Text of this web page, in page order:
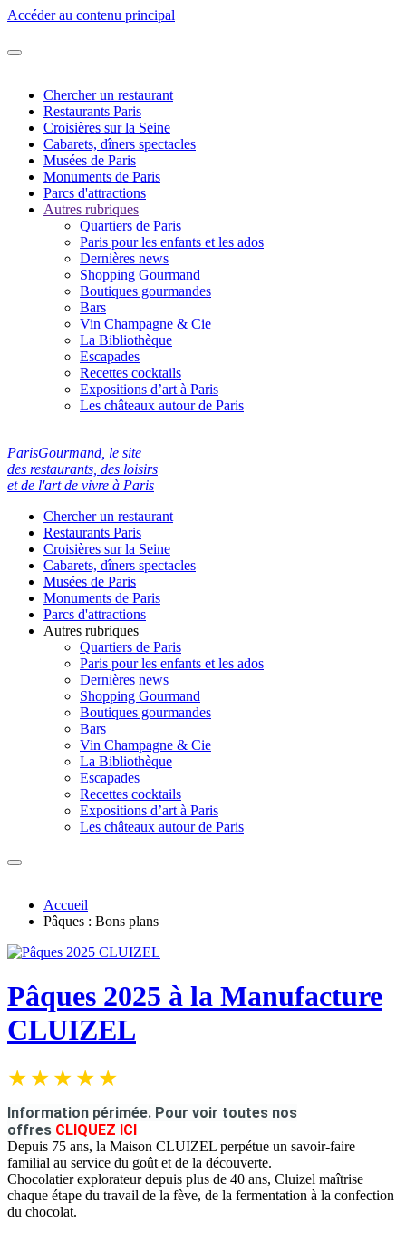
Accéder au contenu principal
Chercher un restaurant
Restaurants Paris
Croisières sur la Seine
Cabarets, dîners spectacles
Musées de Paris
Monuments de Paris
Parcs d'attractions
Autres rubriques
Quartiers de Paris
Paris pour les enfants et les ados
Dernières news
Shopping Gourmand
Boutiques gourmandes
Bars
Vin Champagne & Cie
La Bibliothèque
Escapades
Recettes cocktails
Expositions d’art à Paris
Les châteaux autour de Paris
ParisGourmand, le site
des restaurants, des loisirs
et de l'art de vivre à Paris
Chercher un restaurant
Restaurants Paris
Croisières sur la Seine
Cabarets, dîners spectacles
Musées de Paris
Monuments de Paris
Parcs d'attractions
Autres rubriques
Quartiers de Paris
Paris pour les enfants et les ados
Dernières news
Shopping Gourmand
Boutiques gourmandes
Bars
Vin Champagne & Cie
La Bibliothèque
Escapades
Recettes cocktails
Expositions d’art à Paris
Les châteaux autour de Paris
Accueil
Pâques : Bons plans
Pâques 2025 à la Manufacture
CLUIZEL
Information périmée. Pour voir toutes nos
offres CLIQUEZ ICI
Depuis 75 ans, la Maison CLUIZEL perpétue un savoir-faire
familial au service du goût et de la découverte.
Chocolatier explorateur depuis plus de 40 ans, Cluizel maîtrise
chaque étape du travail de la fève, de la fermentation à la confection
du chocolat.